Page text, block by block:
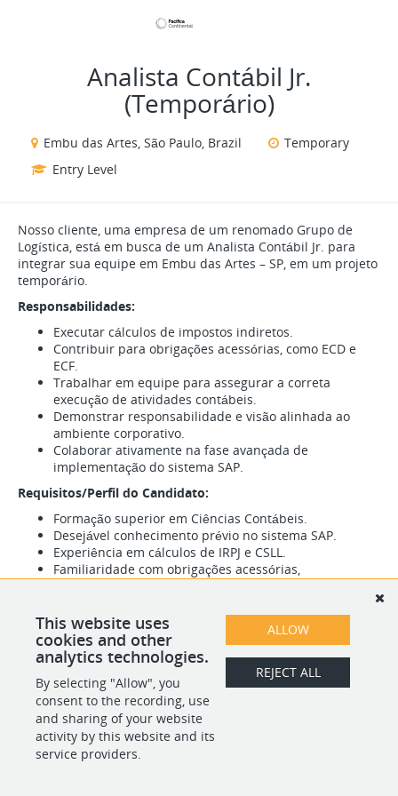
Analista Contábil Jr.
(Temporário)
Embu das Artes, São Paulo, Brazil
Temporary
Entry Level
Nosso cliente, uma empresa de um renomado Grupo de
Logística, está em busca de um Analista Contábil Jr. para
integrar sua equipe em Embu das Artes – SP, em um projeto
temporário.
Responsabilidades:
Executar cálculos de impostos indiretos.
Contribuir para obrigações acessórias, como ECD e
ECF.
Trabalhar em equipe para assegurar a correta
execução de atividades contábeis.
Demonstrar responsabilidade e visão alinhada ao
ambiente corporativo.
Colaborar ativamente na fase avançada de
implementação do sistema SAP.
Requisitos/Perfil do Candidato:
Formação superior em Ciências Contábeis.
Desejável conhecimento prévio no sistema SAP.
Experiência em cálculos de IRPJ e CSLL.
Familiaridade com obrigações acessórias,
CRC ativo é um diferencial, mas não obrigatório.
Disponibilidade para início imediato
SHARE APPLY
This website uses
cookies and other
analytics technologies.
By selecting "Allow", you
consent to the recording, use
and sharing of your website
activity by this website and its
service providers.
ALLOW
REJECT ALL